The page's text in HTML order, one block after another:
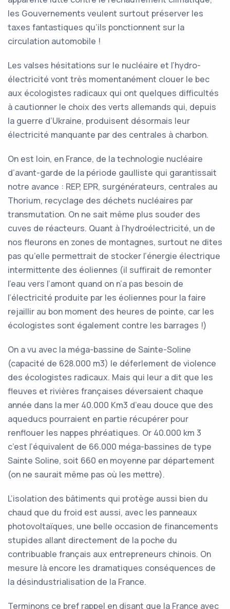
les Gouvernements veulent surtout préserver les
taxes fantastiques qu’ils ponctionnent sur la
circulation automobile !
Les valses hésitations sur le nucléaire et l’hydro-
électricité vont très momentanément clouer le bec
aux écologistes radicaux qui ont quelques difficultés
à cautionner le choix des verts allemands qui, depuis
la guerre d’Ukraine, produisent désormais leur
électricité manquante par des centrales à charbon.
On est loin, en France, de la technologie nucléaire
d’avant-garde de la période gaulliste qui garantissait
notre avance : REP, EPR, surgénérateurs, centrales au
Thorium, recyclage des déchets nucléaires par
transmutation. On ne sait même plus souder des
cuves de réacteurs. Quant à l’hydroélectricité, un de
nos fleurons en zones de montagnes, surtout ne dites
pas qu’elle permettrait de stocker l’énergie électrique
intermittente des éoliennes (il suffirait de remonter
l’eau vers l’amont quand on n’a pas besoin de
l’électricité produite par les éoliennes pour la faire
rejaillir au bon moment des heures de pointe, car les
écologistes sont également contre les barrages !)
On a vu avec la méga-bassine de Sainte-Soline
(capacité de 628.000 m3) le déferlement de violence
des écologistes radicaux. Mais qui leur a dit que les
fleuves et rivières françaises déversaient chaque
année dans la mer 40.000 Km3 d’eau douce que des
aqueducs pourraient en partie récupérer pour
renflouer les nappes phréatiques. Or 40.000 km 3
c’est l’équivalent de 66.000 méga-bassines de type
Sainte Soline, soit 660 en moyenne par département
(on ne saurait même pas où les mettre).
L’isolation des bâtiments qui protège aussi bien du
chaud que du froid est aussi, avec les panneaux
photovoltaïques, une belle occasion de financements
stupides allant directement de la poche du
contribuable français aux entrepreneurs chinois. On
mesure là encore les dramatiques conséquences de
la désindustrialisation de la France.
Terminons ce bref rappel en disant que la France avec